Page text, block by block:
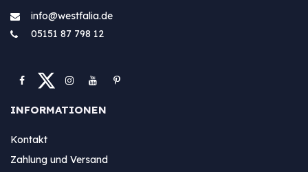
info@westfa​lia.de
05151 87 798 12
INFORMATIONEN
Kontakt
Zahlung und Versand